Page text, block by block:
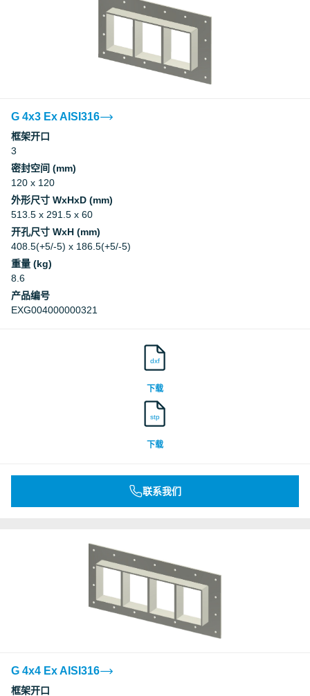
G 4x3 Ex AISI316
框架开口
3
密封空间 (mm)
120 x 120
外形尺寸 WxHxD (mm)
513.5 x 291.5 x 60
开孔尺寸 WxH (mm)
408.5(+5/-5) x 186.5(+5/-5)
重量 (kg)
8.6
产品编号
EXG004000000321
dxf
下载
stp
下载
联系我们
G 4x4 Ex AISI316
框架开口